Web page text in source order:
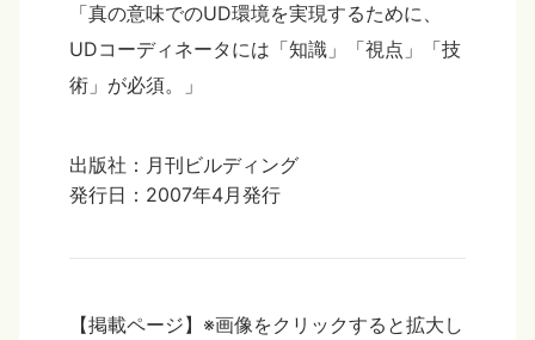
「真の意味でのUD環境を実現するために、
UDコーディネータには「知識」「視点」「技
術」が必須。」
出版社：月刊ビルディング
発行日：2007年4月発行
【掲載ページ】※画像をクリックすると拡大し